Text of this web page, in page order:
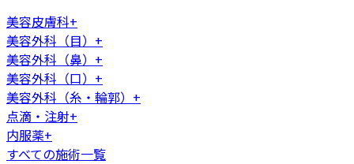
美容皮膚科+
美容外科（目） +
美容外科（鼻） +
美容外科（口） +
美容外科（糸・輪郭） +
点滴・注射+
内服薬+
すべての施術一覧